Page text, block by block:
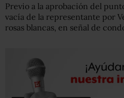
Previo a la aprobación del
vacía de la representante por
rosas blancas, en señal de